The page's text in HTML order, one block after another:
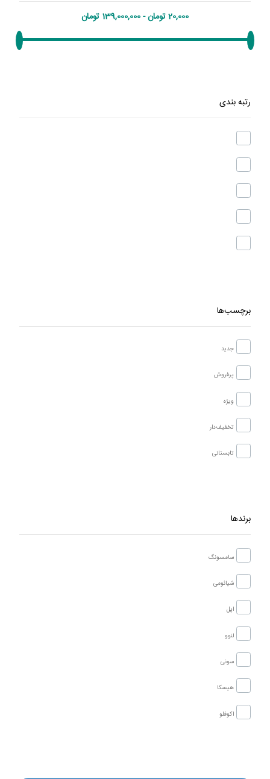
رتبه بندی
برچسب‌ها
جدید
پرفروش
ویژه
تخفیف‌دار
تابستانی
برندها
سامسونگ
شیائومی
اپل
لنوو
سونی
هیسکا
اکوفلو